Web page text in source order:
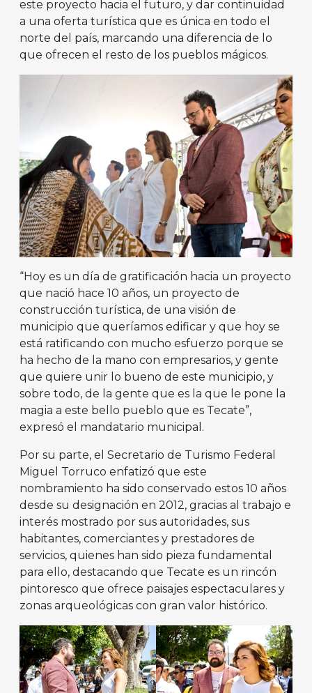
este proyecto hacia el futuro, y dar continuidad
a una oferta turística que es única en todo el
norte del país, marcando una diferencia de lo
que ofrecen el resto de los pueblos mágicos.
“Hoy es un día de gratificación hacia un proyecto
que nació hace 10 años, un proyecto de
construcción turística, de una visión de
municipio que queríamos edificar y que hoy se
está ratificando con mucho esfuerzo porque se
ha hecho de la mano con empresarios, y gente
que quiere unir lo bueno de este municipio, y
sobre todo, de la gente que es la que le pone la
magia a este bello pueblo que es Tecate”,
expresó el mandatario municipal.
Por su parte, el Secretario de Turismo Federal
Miguel Torruco enfatizó que este
nombramiento ha sido conservado estos 10 años
desde su designación en 2012, gracias al trabajo e
interés mostrado por sus autoridades, sus
habitantes, comerciantes y prestadores de
servicios, quienes han sido pieza fundamental
para ello, destacando que Tecate es un rincón
pintoresco que ofrece paisajes espectaculares y
zonas arqueológicas con gran valor histórico.